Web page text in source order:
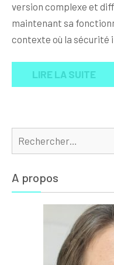
version complexe et
maintenant sa
contexte où la
LIRE LA SUITE
Rechercher :
A propos